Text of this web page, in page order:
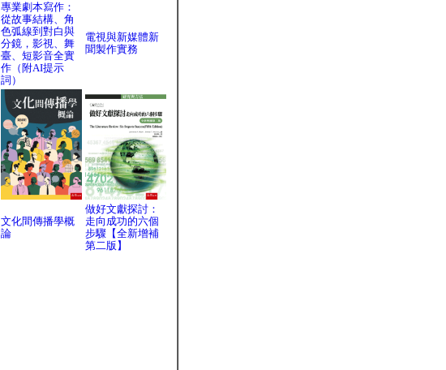
專業劇本寫作：
從故事結構、角
色弧線到對白與
分鏡，影視、舞
臺、短影音全實
作（附AI提示
詞）
電視與新媒體新
聞製作實務
文化間傳播學概
論
做好文獻探討：
走向成功的六個
步驟【全新增補
第二版】